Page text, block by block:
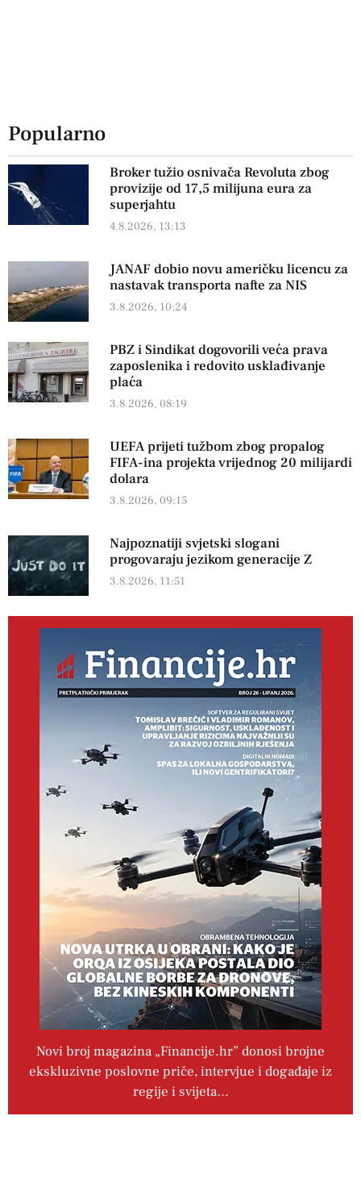
Popularno
Broker tužio osnivača Revoluta zbog
provizije od 17,5 milijuna eura za
superjahtu
4.8.2026, 13:13
JANAF dobio novu američku licencu za
nastavak transporta nafte za NIS
3.8.2026, 10:24
PBZ i Sindikat dogovorili veća prava
zaposlenika i redovito usklađivanje
plaća
3.8.2026, 08:19
UEFA prijeti tužbom zbog propalog
FIFA-ina projekta vrijednog 20 milijardi
dolara
3.8.2026, 09:15
Najpoznatiji svjetski slogani
progovaraju jezikom generacije Z
3.8.2026, 11:51
Novi broj magazina „Financije.hr” donosi brojne
ekskluzivne poslovne priče, intervjue i događaje iz
regije i svijeta…